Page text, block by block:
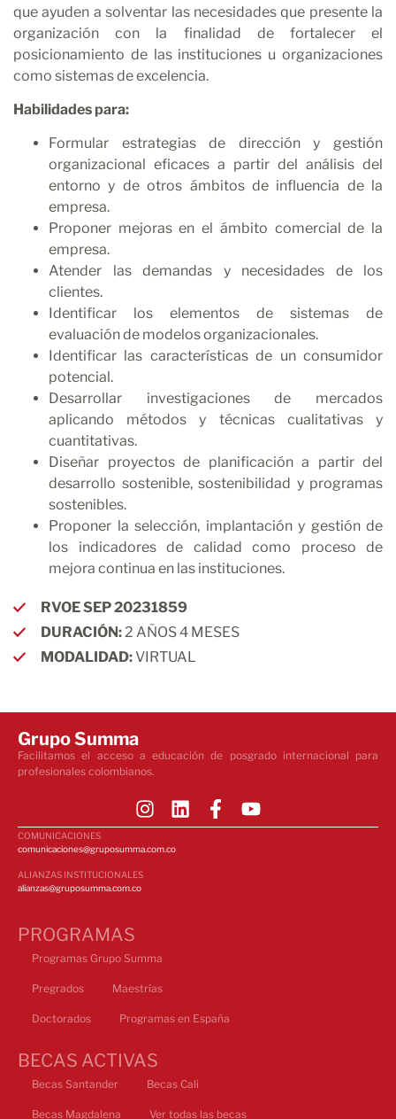
que ayuden a solventar las necesidades que presente la
organización con la finalidad de fortalecer el
posicionamiento de las instituciones u organizaciones
como sistemas de excelencia.
Habilidades para:
Formular estrategias de dirección y gestión
organizacional eficaces a partir del análisis del
entorno y de otros ámbitos de influencia de la
empresa.
Proponer mejoras en el ámbito comercial de la
empresa.
Atender las demandas y necesidades de los
clientes.
Identificar los elementos de sistemas de
evaluación de modelos organizacionales.
Identificar las características de un consumidor
potencial.
Desarrollar investigaciones de mercados
aplicando métodos y técnicas cualitativas y
cuantitativas.
Diseñar proyectos de planificación a partir del
desarrollo sostenible, sostenibilidad y programas
sostenibles.
Proponer la selección, implantación y gestión de
los indicadores de calidad como proceso de
mejora continua en las instituciones.
RVOE SEP 20231859
DURACIÓN:2 AÑOS 4 MESES
MODALIDAD:VIRTUAL
Grupo Summa
Facilitamos el acceso a educación de posgrado internacional para
profesionales colombianos.
COMUNICACIONES
comunicaciones@gruposumma.com.co
ALIANZAS INSTITUCIONALES
alianzas@gruposumma.com.co
PROGRAMAS
Programas Grupo Summa
Pregrados Maestrías
Doctorados Programas en España
BECAS ACTIVAS
Becas Santander Becas Cali
Becas Magdalena Ver todas las becas